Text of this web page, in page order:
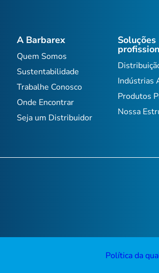
A Barbarex
Quem Somos
Sustentabilidade
Trabalhe Conosco
Onde Encontrar
Seja um Distribuidor
Soluções
Indústrias
Produtos
Nossa
Política da